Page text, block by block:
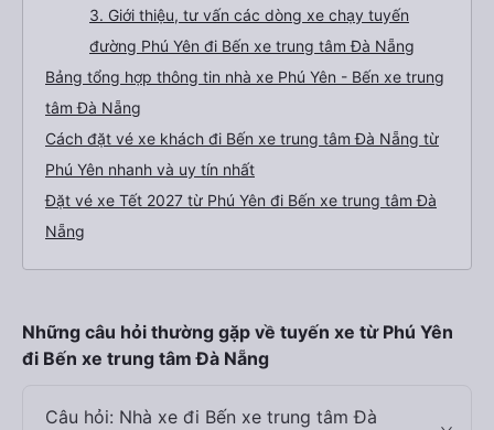
3. Giới thiệu, tư vấn các dòng xe chạy tuyến
đường Phú Yên đi Bến xe trung tâm Đà Nẵng
Bảng tổng hợp thông tin nhà xe Phú Yên - Bến xe trung
tâm Đà Nẵng
Cách đặt vé xe khách đi Bến xe trung tâm Đà Nẵng từ
Phú Yên nhanh và uy tín nhất
Đặt vé xe Tết 2027 từ Phú Yên đi Bến xe trung tâm Đà
Nẵng
Những câu hỏi thường gặp về tuyến xe từ Phú Yên
đi Bến xe trung tâm Đà Nẵng
Câu hỏi: Nhà xe đi Bến xe trung tâm Đà